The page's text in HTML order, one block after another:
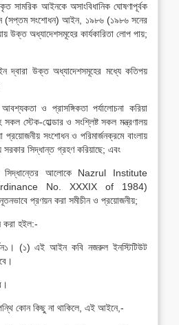
সামরিক আইনকে অসাংবিধানিক ঘোষণাপূর্বক
(সপ্তম সংশোধন) আইন, ১৯৮৬ (১৯৮৬ সনের
উক্ত অধ্যাদেশসমূহের কার্যকারিতা লোপ পায়;
উক্ত অধ্যাদেশসমূহের মধ্যে কতিপয়
ও প্রাসঙ্গিকতা পর্যালোচনা করিয়া
স্টেক-হোল্ডার ও সংশ্লিষ্ট সকল মন্ত্রণালয়
সংশোধন ও পরিমার্জনক্রমে বাংলায়
সিদ্ধান্ত গ্রহণ করিয়াছে; এবং
সিদ্ধান্তের আলোকে Nazrul Institute
No. XXXIX of 1984)
প্রণয়ন করা সমীচীন ও প্রয়োজনীয়;
করা হইল:-
(১) এই আইন কবি নজরুল ইনস্টিটিউট
কোন কিছু না থাকিলে, এই আইনে,-